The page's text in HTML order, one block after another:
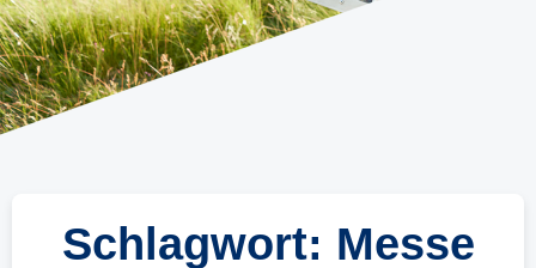
Schlagwort: Messe